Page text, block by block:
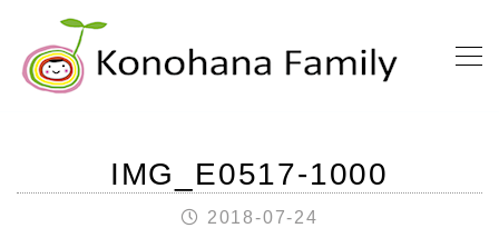
IMG_E0517-1000
2018-07-24